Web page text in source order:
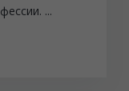
...